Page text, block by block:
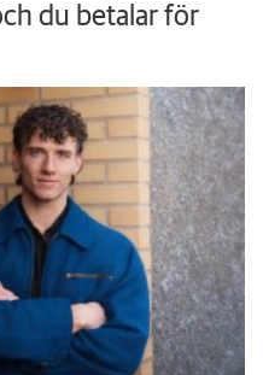
du betalar för